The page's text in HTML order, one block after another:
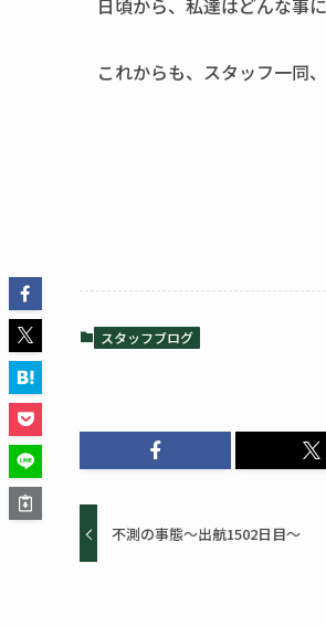
日頃から、私達はどんな事
これからも、スタッフ一同
スタッフブログ
不測の事態～出航1502日目～